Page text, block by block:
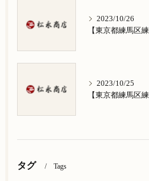
2023/10/26
2023/10/25
タグ Tags